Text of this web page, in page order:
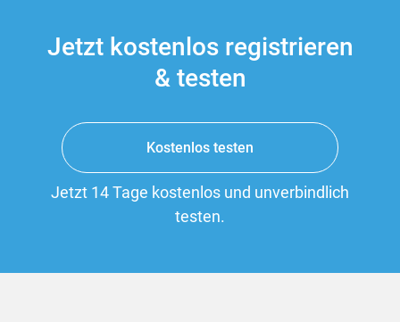
Jetzt kostenlos registrieren
& testen
Kostenlos testen
Jetzt 14 Tage kostenlos und unverbindlich
testen.